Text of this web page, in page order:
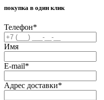
покупка в один клик
Телефон*
Имя
E-mail*
Адрес доставки*